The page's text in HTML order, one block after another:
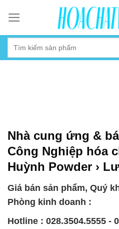
content
Nhà cung ứng &
Công Nghiệp hóa
Huỳnh Powder ›
Giá bán sản phẩm, Quý
Phòng kinh doanh :
Hotline : 028.3504.5555 -